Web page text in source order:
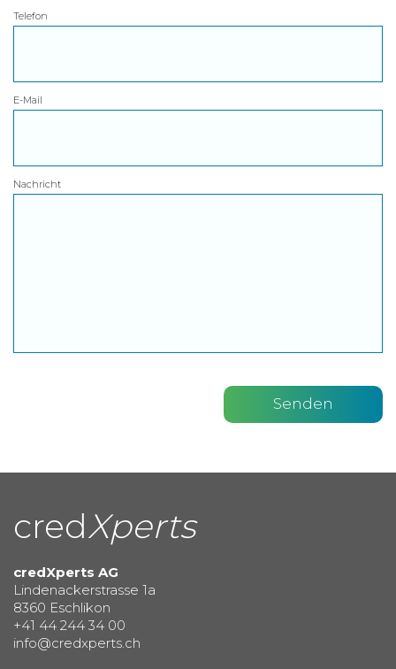
Telefon
E-Mail
Nachricht
credXperts
credXperts AG
Lindenackerstrasse 1a
8360 Eschlikon
+41 44 244 34 00
info@credxperts.ch